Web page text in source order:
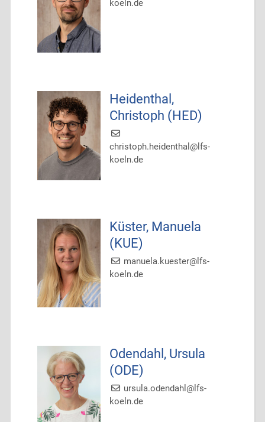
koeln.de
Heidenthal,
Christoph (HED)
christoph.heidenthal@lfs-
koeln.de
Küster, Manuela
(KUE)
manuela.kuester@lfs-
koeln.de
Odendahl, Ursula
(ODE)
ursula.odendahl@lfs-
koeln.de